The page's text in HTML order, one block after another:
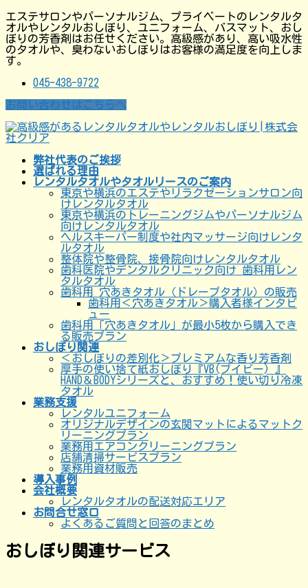
コ
ン
テ
ン
ツ
ナ
ビ
ゲ
ー
シ
移
エステサロンやパーソナルジム、プライベートのレンタルタ
オルやレンタルおしぼり、ユニフォーム、バスマット、おし
ぼりの芳香剤はお任せください。高級感があり、高い吸水性
のタオルや、臭わないおしぼりはお客様の満足度を向上しま
す。
045-438-9722
お問い合わせはこちらへ
弊社代表のご挨拶
選ばれる理由
レンタルタオルやタオルリースのご案内
東京や横浜のエステやリラクゼーションサロン向
けレンタルタオル
東京や横浜のトレーニングジムやパーソナルジム
向けレンタルタオル
ヘルスキーパー制度や社内マッサージ向けレンタ
ルタオル
整体院や整骨院、接骨院向けレンタルタオル
歯科医院やデンタルクリニック向け 歯科用レン
タルタオル
歯科用 穴あきタオル（ドレープタオル）の販売
歯科用＜穴あきタオル＞購入者様インタビ
ュー
歯科用「穴あきタオル」が最小5枚から購入でき
る販売プラン
おしぼり関連
＜おしぼりの差別化＞プレミアムな香り芳香剤
厚手の使い捨て紙おしぼり『VB(ブイビー) 』
HAND＆BODYシリーズと、おすすめ！使い切り冷凍
タオル
業務支援
レンタルユニフォーム
オリジナルデザインの玄関マットによるマットク
リーニングプラン
業務用エアコンクリーニングプラン
店舗清掃サービスプラン
業務用資材販売
導入事例
会社概要
レンタルタオルの配送対応エリア
お問合せ窓口
よくあるご質問と回答のまとめ
おしぼり関連サービス